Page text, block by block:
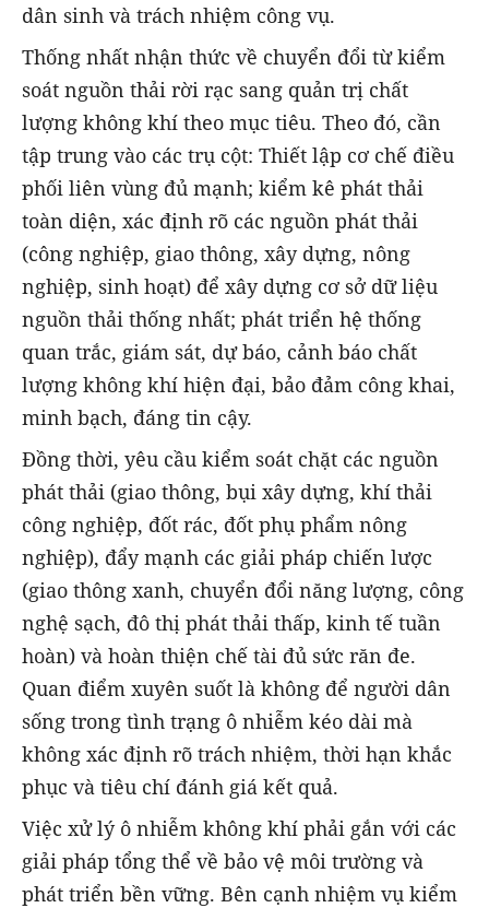
dân sinh và trách nhiệm công vụ.
Thống nhất nhận thức về chuyển đổi từ kiểm
soát nguồn thải rời rạc sang quản trị chất
lượng không khí theo mục tiêu. Theo đó, cần
tập trung vào các trụ cột: Thiết lập cơ chế điều
phối liên vùng đủ mạnh; kiểm kê phát thải
toàn diện, xác định rõ các nguồn phát thải
(công nghiệp, giao thông, xây dựng, nông
nghiệp, sinh hoạt) để xây dựng cơ sở dữ liệu
nguồn thải thống nhất; phát triển hệ thống
quan trắc, giám sát, dự báo, cảnh báo chất
lượng không khí hiện đại, bảo đảm công khai,
minh bạch, đáng tin cậy.
Đồng thời, yêu cầu kiểm soát chặt các nguồn
phát thải (giao thông, bụi xây dựng, khí thải
công nghiệp, đốt rác, đốt phụ phẩm nông
nghiệp), đẩy mạnh các giải pháp chiến lược
(giao thông xanh, chuyển đổi năng lượng, công
nghệ sạch, đô thị phát thải thấp, kinh tế tuần
hoàn) và hoàn thiện chế tài đủ sức răn đe.
Quan điểm xuyên suốt là không để người dân
sống trong tình trạng ô nhiễm kéo dài mà
không xác định rõ trách nhiệm, thời hạn khắc
phục và tiêu chí đánh giá kết quả.
Việc xử lý ô nhiễm không khí phải gắn với các
giải pháp tổng thể về bảo vệ môi trường và
phát triển bền vững. Bên cạnh nhiệm vụ kiểm